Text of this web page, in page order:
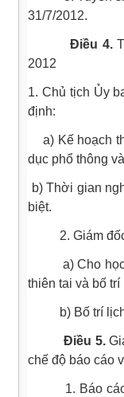
31/7/2012.
Điều 4.
2012
1. Chủ tịch Ủy
định:
a) Kế hoạch
dục phổ thông
b) Thời gian
biệt.
2. Giám đốc
a) Cho học
thiên tai và bố trí
b) Bố trí lịch
Điều 5.
chế độ báo cáo
1. Báo cáo